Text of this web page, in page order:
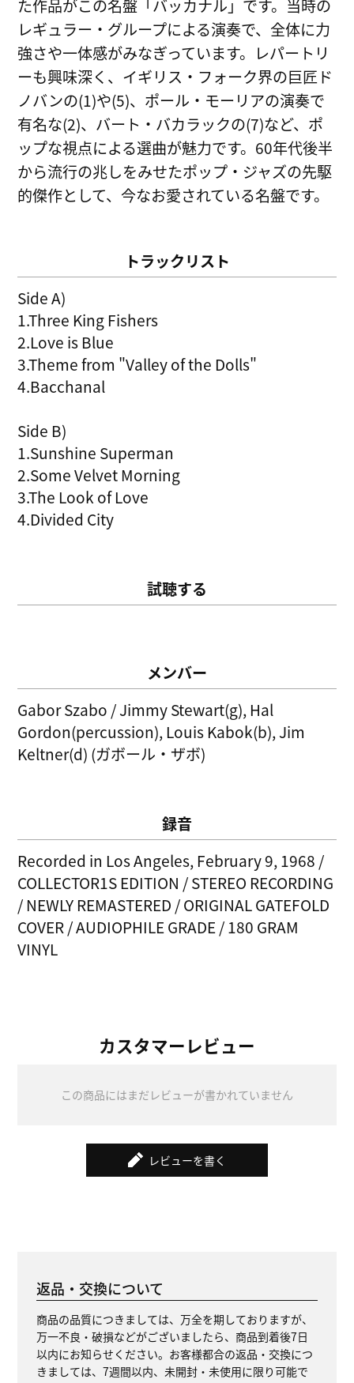
た作品がこの名盤「バッカナル」です。当時の
レギュラー・グループによる演奏で、全体に力
強さや一体感がみなぎっています。レパートリ
ーも興味深く、イギリス・フォーク界の巨匠ド
ノバンの(1)や(5)、ポール・モーリアの演奏で
有名な(2)、バート・バカラックの(7)など、ポ
ップな視点による選曲が魅力です。60年代後半
から流行の兆しをみせたポップ・ジャズの先駆
的傑作として、今なお愛されている名盤です。
トラックリスト
Side A)
1.Three King Fishers
2.Love is Blue
3.Theme from "Valley of the Dolls"
4.Bacchanal
Side B)
1.Sunshine Superman
2.Some Velvet Morning
3.The Look of Love
4.Divided City
試聴する
メンバー
Gabor Szabo / Jimmy Stewart(g), Hal
Gordon(percussion), Louis Kabok(b), Jim
Keltner(d) (ガボール・ザボ)
録音
Recorded in Los Angeles, February 9, 1968 /
COLLECTOR1S EDITION / STEREO RECORDING
/ NEWLY REMASTERED / ORIGINAL GATEFOLD
COVER / AUDIOPHILE GRADE / 180 GRAM
VINYL
カスタマーレビュー
この商品にはまだレビューが書かれていません
レビューを書く
返品・交換について
商品の品質につきましては、万全を期しておりますが、
万一不良・破損などがございましたら、商品到着後7日
以内にお知らせください。お客様都合の返品・交換につ
きましては、7週間以内、未開封・未使用に限り可能で